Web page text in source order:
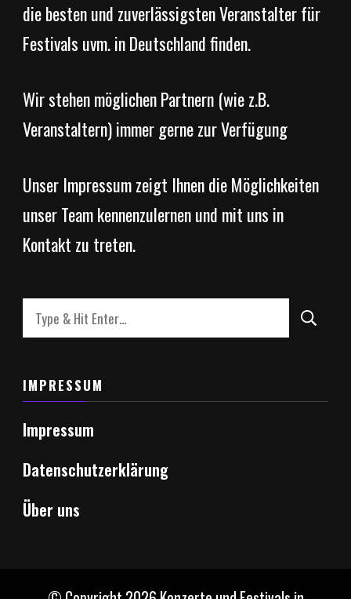
die besten und zuverlässigsten Veranstalter für
Festivals uvm. in Deutschland finden.
Wir stehen möglichen Partnern (wie z.B.
Veranstaltern) immer gerne zur Verfügung
Unser Impressum zeigt Ihnen die Möglichkeiten
unser Team kennenzulernen und mit uns in
Kontakt zu treten.
Looking
for
IMPRESSUM
Impressum
Datenschutzerklärung
Über uns